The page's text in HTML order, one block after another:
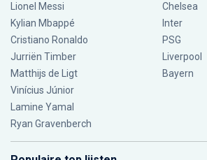
Lionel Messi
Kylian Mbappé
Cristiano Ronaldo
Jurriën Timber
Matthijs de Ligt
Vinícius Júnior
Lamine Yamal
Ryan Gravenberch
Chelsea
Inter
PSG
Liverpool
Bayern